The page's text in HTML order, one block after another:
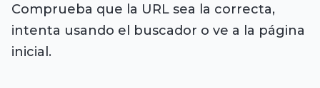
Comprueba que la URL sea la correcta,
intenta usando el buscador o ve a la página
inicial.